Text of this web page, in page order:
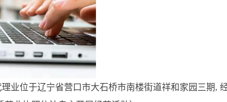
位于辽宁省营口市大石桥市南楼街道祥和家园三期,